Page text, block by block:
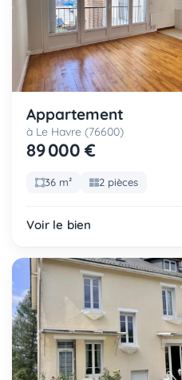
Appartement
à Le Havre (76600)
89 000 €
36 m² 2 pièces
Voir le bien